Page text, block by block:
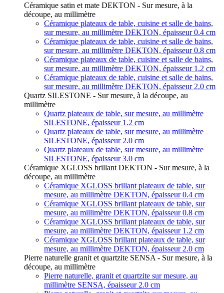
Céramique satin et mate DEKTON - Sur mesure, à la
découpe, au millimètre
Céramique plateaux de table, cuisine et salle de bains,
sur mesure, au millimètre DEKTON, épaisseur 0.4 cm
Céramique plateaux de table, cuisine et salle de bains,
sur mesure, au millimètre DEKTON, épaisseur 0.8 cm
Céramique plateaux de table, cuisine et salle de bains,
sur mesure, au millimètre DEKTON, épaisseur 1.2 cm
Céramique plateaux de table, cuisine et salle de bains,
sur mesure, au millimètre DEKTON, épaisseur 2.0 cm
Quartz SILESTONE - Sur mesure, à la découpe, au
millimètre
Quartz plateaux de table, sur mesure, au millimètre
SILESTONE, épaisseur 1.2 cm
Quartz plateaux de table, sur mesure, au millimètre
SILESTONE, épaisseur 2.0 cm
Quartz plateaux de table, sur mesure, au millimètre
SILESTONE, épaisseur 3.0 cm
Céramique XGLOSS brillant DEKTON - Sur mesure, à la
découpe, au millimètre
Céramique XGLOSS brillant plateaux de table, sur
mesure, au millimètre DEKTON, épaisseur 0.4 cm
Céramique XGLOSS brillant plateaux de table, sur
mesure, au millimètre DEKTON, épaisseur 0.8 cm
Céramique XGLOSS brillant plateaux de table, sur
mesure, au millimètre DEKTON, épaisseur 1.2 cm
Céramique XGLOSS brillant plateaux de table, sur
mesure, au millimètre DEKTON, épaisseur 2.0 cm
Pierre naturelle granit et quartzite SENSA - Sur mesure, à la
découpe, au millimètre
Pierre naturelle, granit et quartzite sur mesure, au
millimètre SENSA, épaisseur 2.0 cm